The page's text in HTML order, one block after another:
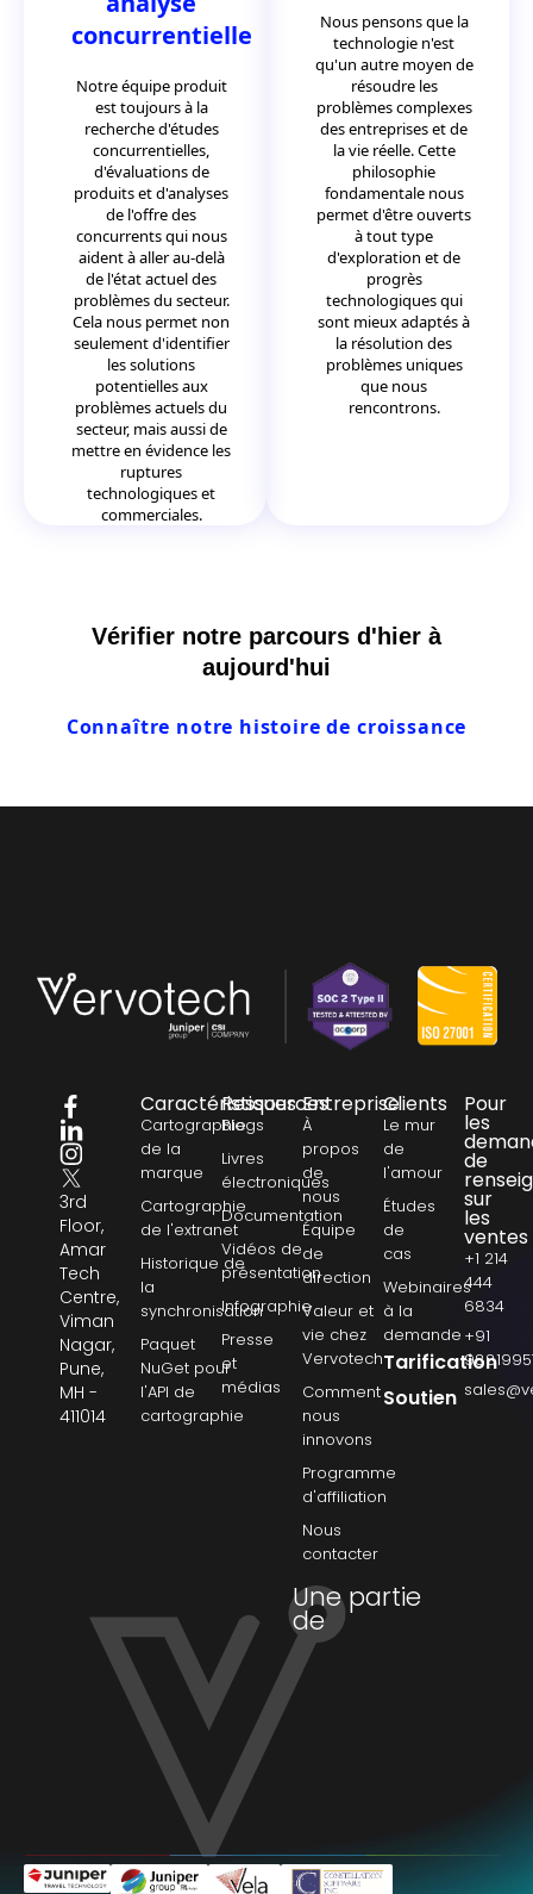
concurrentielle
Notre équipe produit
est toujours à la
recherche d'études
concurrentielles,
d'évaluations de
produits et d'analyses
de l'offre des
concurrents qui nous
aident à aller au-delà
de l'état actuel des
problèmes du secteur.
Cela nous permet non
seulement d'identifier
les solutions
potentielles aux
problèmes actuels du
secteur, mais aussi de
mettre en évidence les
ruptures
technologiques et
commerciales.
Nous pensons que la
technologie n'est
qu'un autre moyen de
résoudre les
problèmes complexes
des entreprises et de
la vie réelle. Cette
philosophie
fondamentale nous
permet d'être ouverts
à tout type
d'exploration et de
progrès
technologiques qui
sont mieux adaptés à
la résolution des
problèmes uniques
que nous
rencontrons.
Vérifier notre parcours d'hier à
aujourd'hui
Connaître notre histoire de croissance
3rd
Floor,
Amar
Tech
Centre,
Viman
Nagar,
Pune,
MH -
411014
Caractéristiques
Cartographie
de la
marque
Cartographie
de l'extranet
Historique de
la
synchronisation
Paquet
NuGet pour
l'API de
cartographie
Ressources
Blogs
Livres
électroniques
Documentation
Vidéos de
présentation
Infographie
Presse
et
médias
Entreprise
À
propos
de
nous
Équipe
de
direction
Valeur et
vie chez
Vervotech
Comment
nous
innovons
Programme
d'affiliation
Nous
contacter
Clients
Le mur
de
l'amour
Études
de
cas
Webinaires
à la
demande
Tarification
Soutien
Pour
les
de
sur
les
ventes
+1 214
444
6834
+91
Une partie
de